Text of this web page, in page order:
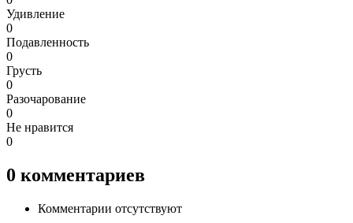
Удивление
0
Подавленность
0
Грусть
0
Разочарование
0
Не нравится
0
0 комментариев
Комментарии отсутствуют